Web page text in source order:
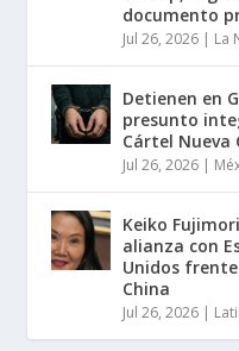
documento
Jul 26, 2026 La
Detienen en
presunto
Cártel Nueva
Jul 26, 2026
Keiko
alianza con
Unidos
China
Jul 26, 2026